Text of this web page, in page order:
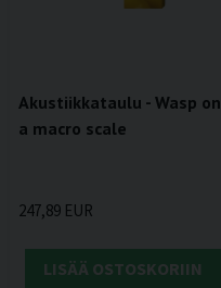
Akustiikkataulu - Wasp on
a macro scale
247,89 EUR
LISÄÄ OSTOSKORIIN